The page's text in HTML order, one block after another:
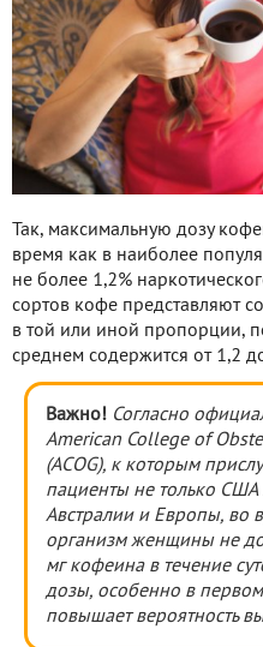
Так, максимальную дозу
время как в наиболее
не более 1,2%
сортов кофе представляют
в той или иной пропорции,
среднем содержится от 1,2
Важно! Согласно
American College of
(ACOG), к которым
пациенты не только
Австралии и Европы, во
организм женщины не
мг кофеина в течение
дозы, особенно в
повышает вероятность